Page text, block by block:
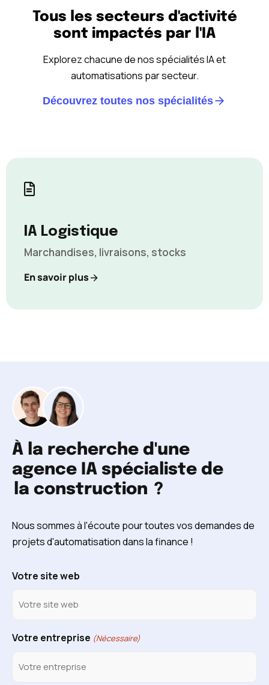
Tous les secteurs d'activité
sont impactés par l'IA
Explorez chacune de nos spécialités IA et
automatisations par secteur.
Découvrez toutes nos spécialités
IA Logistique
Marchandises, livraisons, stocks
En savoir plus
À la recherche d'une
agence IA spécialiste de
la construction ?
Nous sommes à l'écoute pour toutes vos demandes de
projets d'automatisation dans la finance !
Votre site web
Votre entreprise (Nécessaire)